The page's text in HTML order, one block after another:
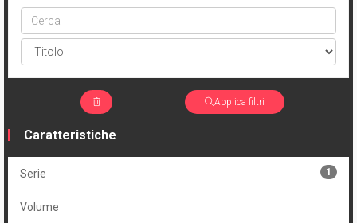
Cerca
ptype
Applica filtri
Caratteristiche
Serie 1
Volume